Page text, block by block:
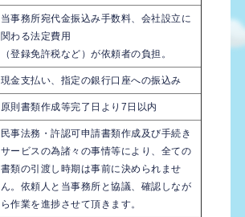
当事務所宛代金振込み手数料、会社設立に
関わる法定費用
（登録免許税など）が依頼者の負担。
現金支払い、指定の銀行口座への振込み
原則書類作成等完了日より7日以内
民事法務・許認可申請書類作成及び手続き
サービスの為諸々の事情等により、全ての
書類の引渡し時期は事前に決められませ
ん。依頼人と当事務所と協議、確認しなが
ら作業を進捗させて頂きます。